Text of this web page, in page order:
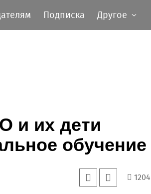
Подписка Другое
и их дети
обучение
1204